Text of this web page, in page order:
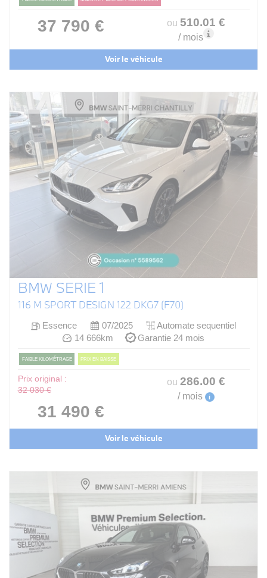
37 790 € ou 510.01 €
/ mois
Voir le véhicule
BMW SERIE 1
116 M SPORT DESIGN 122 DKG7 (F70)
Essence 07/2025
Automate sequentiel
14 666km
Garantie 24 mois
FAIBLE KILOMÉTRAGE PRIX EN BAISSE
Prix original :
32 030 €
31 490 €
ou 286.00 €
/ mois i
Voir le véhicule